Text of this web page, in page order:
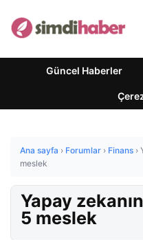
Güncel Haberler
Ana sayfa › Forumlar › Finans ›
meslek
Yapay
5 meslek